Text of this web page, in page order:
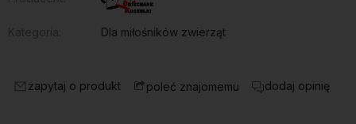
Dla miłośników zwierząt
zapytaj o produkt poleć znajomemu dodaj opinię